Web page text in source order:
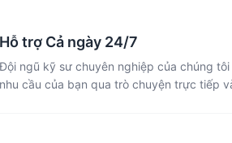
Hỗ trợ Cả ngày 24/7
Đội ngũ kỹ sư chuyên nghiệp của chúng
nhu cầu của bạn qua trò chuyện trực tiếp